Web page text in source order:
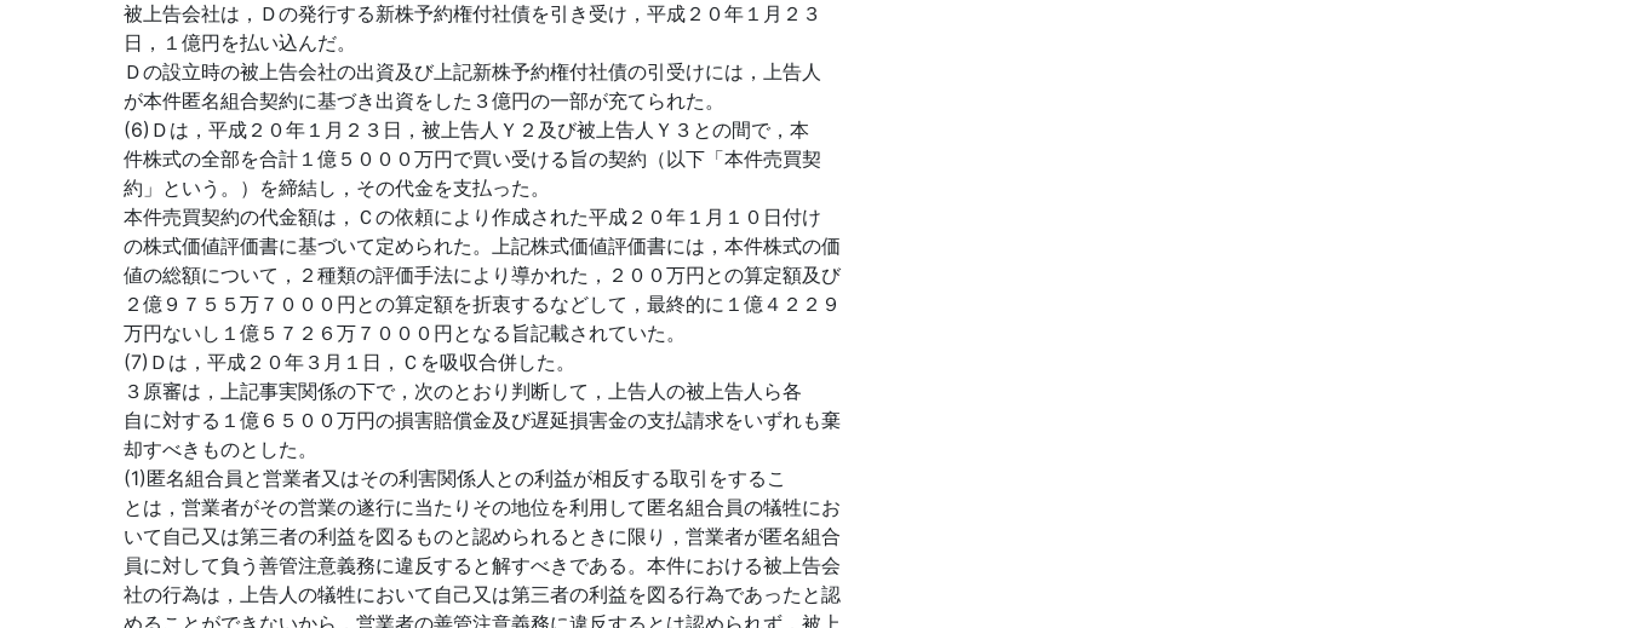
被上告会社は，Ｄの発行する新株予約権付社債を引き受け，平成２０年１月２３
日，１億円を払い込んだ。
Ｄの設立時の被上告会社の出資及び上記新株予約権付社債の引受けには，上告人
が本件匿名組合契約に基づき出資をした３億円の一部が充てられた。
(6)Ｄは，平成２０年１月２３日，被上告人Ｙ２及び被上告人Ｙ３との間で，本
件株式の全部を合計１億５０００万円で買い受ける旨の契約（以下「本件売買契
約」という。）を締結し，その代金を支払った。
本件売買契約の代金額は，Ｃの依頼により作成された平成２０年１月１０日付け
の株式価値評価書に基づいて定められた。上記株式価値評価書には，本件株式の価
値の総額について，２種類の評価手法により導かれた，２００万円との算定額及び
２億９７５５万７０００円との算定額を折衷するなどして，最終的に１億４２２９
万円ないし１億５７２６万７０００円となる旨記載されていた。
(7)Ｄは，平成２０年３月１日，Ｃを吸収合併した。
３原審は，上記事実関係の下で，次のとおり判断して，上告人の被上告人ら各
自に対する１億６５００万円の損害賠償金及び遅延損害金の支払請求をいずれも棄
却すべきものとした。
(1)匿名組合員と営業者又はその利害関係人との利益が相反する取引をするこ
とは，営業者がその営業の遂行に当たりその地位を利用して匿名組合員の犠牲にお
いて自己又は第三者の利益を図るものと認められるときに限り，営業者が匿名組合
員に対して負う善管注意義務に違反すると解すべきである。本件における被上告会
社の行為は，上告人の犠牲において自己又は第三者の利益を図る行為であったと認
めることができないから，営業者の善管注意義務に違反するとは認められず，被上